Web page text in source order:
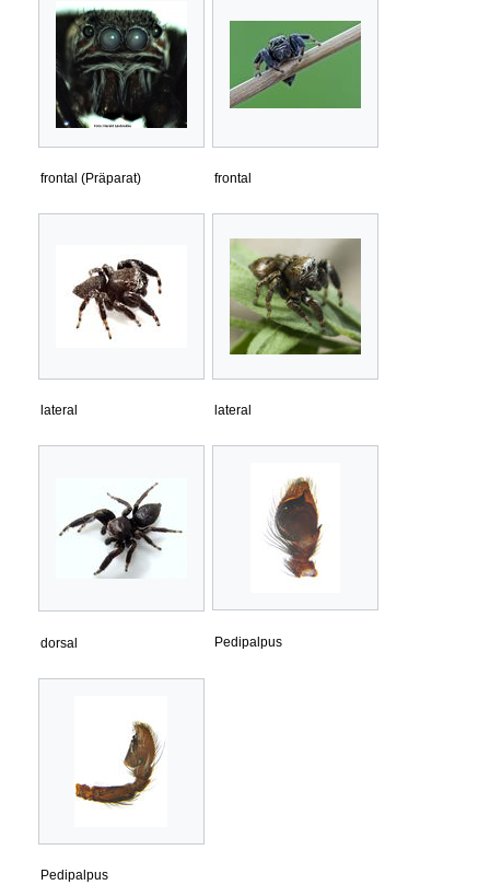
frontal (Präparat) frontal
lateral lateral
dorsal Pedipalpus
Pedipalpus